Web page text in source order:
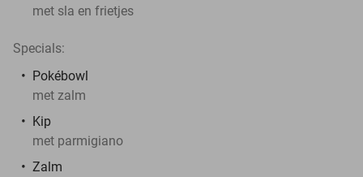
met sla en frietjes
Specials:
Pokébowl
met zalm
Kip
met parmigiano
Zalm